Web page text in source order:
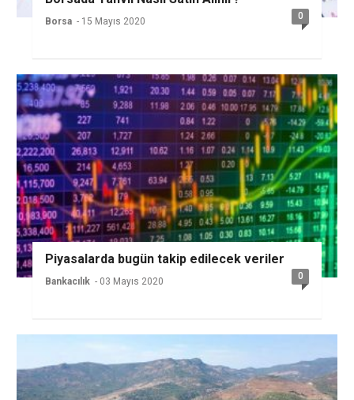
Borsa - 15 Mayıs 2020 0
Piyasalarda bugün takip edilecek veriler
Bankacılık - 03 Mayıs 2020 0